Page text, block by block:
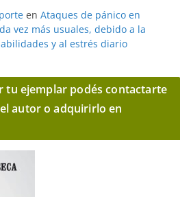
en Ataques de pánico en
vez más usuales, debido a la
y al estrés diario
tu ejemplar podés contactarte
autor o adquirirlo en